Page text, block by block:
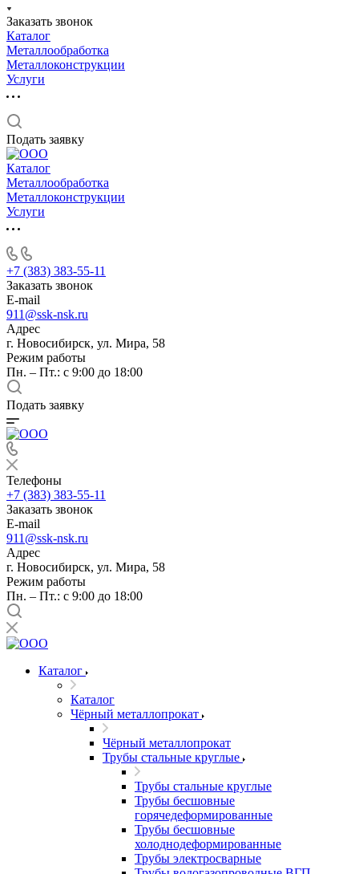
Заказать звонок
Каталог
Металлообработка
Металлоконструкции
Услуги
Подать заявку
Каталог
Металлообработка
Металлоконструкции
Услуги
+7 (383) 383-55-11
Заказать звонок
E-mail
911@ssk-nsk.ru
Адрес
г. Новосибирск, ул. Мира, 58
Режим работы
Пн. – Пт.: с 9:00 до 18:00
Подать заявку
Телефоны
+7 (383) 383-55-11
Заказать звонок
E-mail
911@ssk-nsk.ru
Адрес
г. Новосибирск, ул. Мира, 58
Режим работы
Пн. – Пт.: с 9:00 до 18:00
Каталог
Каталог
Чёрный металлопрокат
Чёрный металлопрокат
Трубы стальные круглые
Трубы стальные круглые
Трубы бесшовные
горячедеформированные
Трубы бесшовные
холоднодеформированные
Трубы электросварные